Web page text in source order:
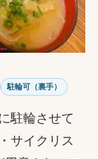
駐輪可（裏手）
駐輪させて
サイクリス